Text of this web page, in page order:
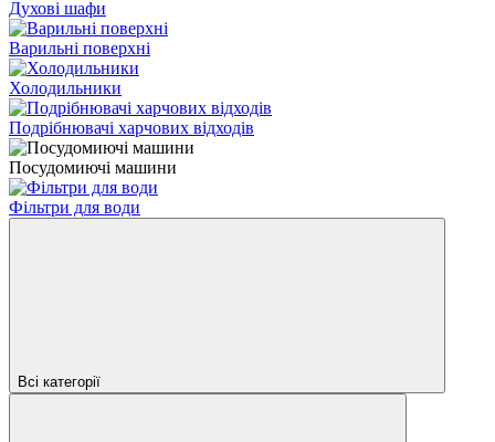
Духові шафи
Варильні поверхні
Холодильники
Подрібнювачі харчових відходів
Посудомиючі машини
Фільтри для води
Всі категорії